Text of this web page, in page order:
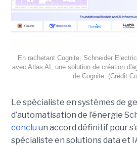
En rachetant Cognite, Schneider
avec Atlas AI, une solution de création
de Cognite. (Crédit
Le spécialiste en systèmes de
d’automatisation de l’énergie
conclu un accord définitif pour
spécialiste en solutions data et